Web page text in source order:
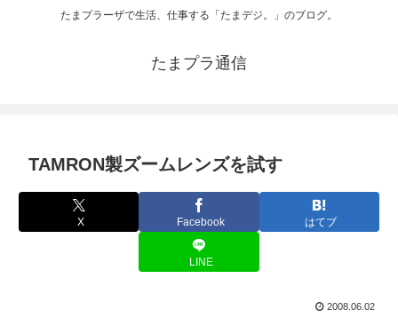
たまプラーザで生活、仕事する「たまデジ。」のブログ。
たまプラ通信
TAMRON製ズームレンズを試す
X Facebook はてブ
LINE
2008.06.02